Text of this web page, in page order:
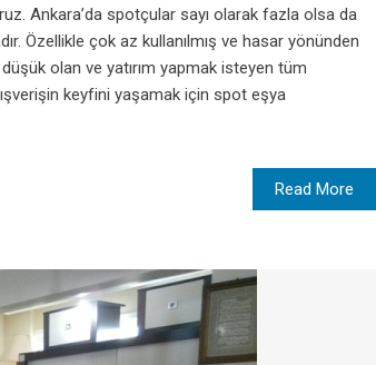
Ankara’da spotçular sayı olarak fazla olsa da
Özellikle çok az kullanılmış ve hasar yönünden
olan ve yatırım yapmak isteyen tüm
keyfini yaşamak için spot eşya
Read More